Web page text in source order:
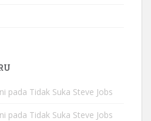
pada Tidak Suka Steve Jobs
pada Tidak Suka Steve Jobs